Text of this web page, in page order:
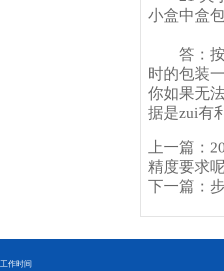
小盒中盒
答：按
时的包装
你如果无
据是zui有
上一篇：
精度要求
下一篇：
工作时间